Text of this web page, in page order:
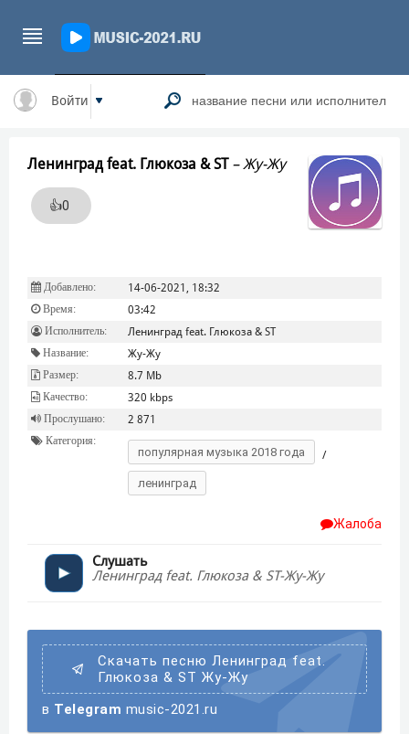
Войти
Ленинград feat. Глюкоза & ST – Жу-Жу
👍0
Добавлено: 14-06-2021, 18:32
Время: 03:42
Исполнитель: Ленинград feat. Глюкоза & ST
Название: Жу-Жу
Размер: 8.7 Mb
Качество: 320 kbps
Прослушано: 2 871
Категория:
популярная музыка 2018 года /
ленинград
Жалоба
Слушать
Ленинград feat. Глюкоза & ST-Жу-Жу
Скачать песню Ленинград feat.
Глюкоза & ST Жу-Жу
в Telegram music-2021.ru